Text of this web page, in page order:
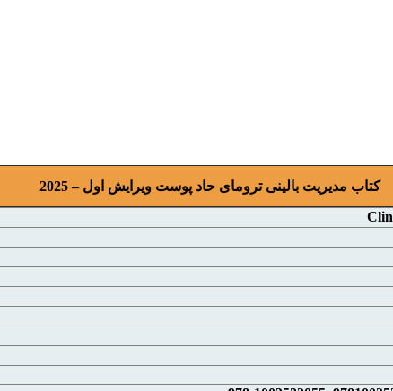
کتاب مدیریت بالینی ترومای حاد پوست ویرایش اول – 2025